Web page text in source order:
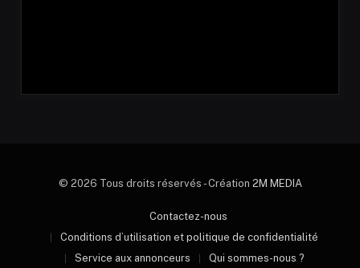
© 2026 Tous droits réservés - Création 2M MEDIA
Contactez-nous
Conditions d’utilisation et politique de confidentialité
Service aux annonceurs
Qui sommes-nous ?